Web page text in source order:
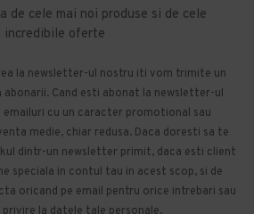
de cele mai noi produse si de cele
incredibile oferte
la newsletter-ul nostru iti vom trimite un
Cand esti abonat la newsletter-ul
cu un caracter promotional sau
medie, chiar redusa. Daca doresti sa te
dintr-un newsletter primit, daca esti client
speciala in contul tau in acest scop, si de
oricand pe email pentru orice intrebari sau
la datele tale personale.